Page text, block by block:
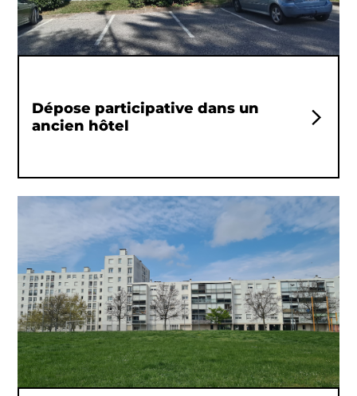
Dépose participative dans un
ancien hôtel